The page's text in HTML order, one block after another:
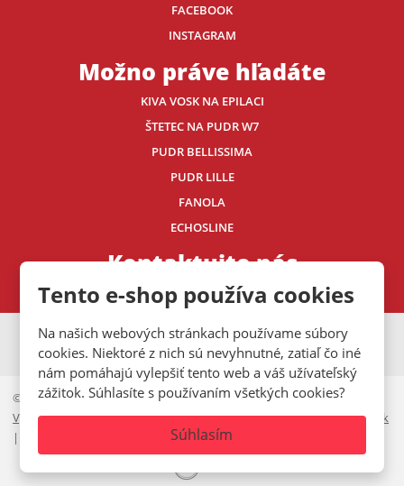
Tento e-shop používa cookies
Na našich webových stránkach používame súbory
cookies. Niektoré z nich sú nevyhnutné, zatiaľ čo iné
nám pomáhajú vylepšiť tento web a váš užívateľský
zážitok. Súhlasíte s používaním všetkých cookies?
Súhlasím
FACEBOOK
INSTAGRAM
Možno práve hľadáte
KIVA VOSK NA EPILACI
ŠTETEC NA PUDR W7
PUDR BELLISSIMA
PUDR LILLE
FANOLA
ECHOSLINE
Kontaktujte nás
© 2026, Mystic.CZ s.r.o.
Vyhlásenie o prístupnosti|Ochrana osobných údajov|Mapa stránok
|
VISA MasterCard
Maestro